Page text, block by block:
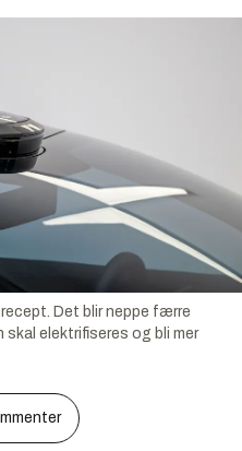
Det blir neppe færre
skal elektrifiseres og bli mer